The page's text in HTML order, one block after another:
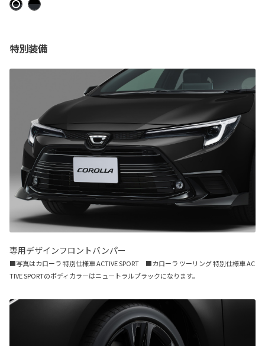
特別装備
専用デザインフロントバンパー
■写真はカローラ 特別仕様車 ACTIVE SPORT ■カローラ ツーリング 特別仕様車 AC
TIVE SPORTのボディカラーはニュートラルブラックになります。